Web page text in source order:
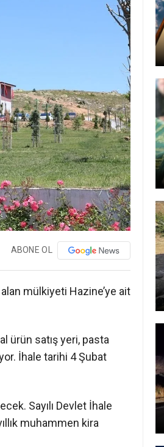
ABONE OL
mülkiyeti Hazine’ye ait
ürün satış yeri, pasta
İhale tarihi 4 Şubat
Sayılı Devlet İhale
muhammen kira